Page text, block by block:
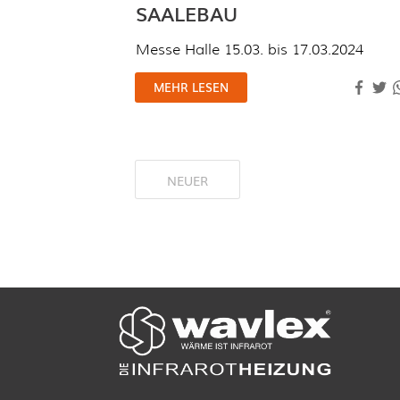
SAALEBAU
Messe Halle 15.03. bis 17.03.2024
MEHR LESEN
NEUER